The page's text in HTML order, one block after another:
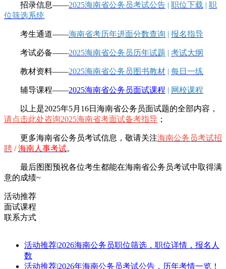
招录信息——2025海南省公务员考试公告 | 职位下载 | 职
位筛选系统
考生通道——海南省考历年进面分数查询 | 报名指导
考试必备——2025海南省公务员历年试题 | 考试大纲
教材资料——2025海南省公务员图书教材 | 每日一练
辅导课程——2025海南省公务员面试课程 | 网校课程
以上是2025年5月16日海南省公务员面试题的全部内容，
请点击此处咨询2025海南省考面试备考指导 ；
更多海南省公务员考试信息，敬请关注海南公务员考试招
聘 /海南人事考试。
最后图图预祝各位考生都能在海南省公务员考试中取得满
意的成绩~
活动推荐
面试课程
联系方式
活动推荐|2026海南公务员职位筛选，职位详情，报名人
数
活动推荐|2026年海南公务员考试公告，历年考情一览！